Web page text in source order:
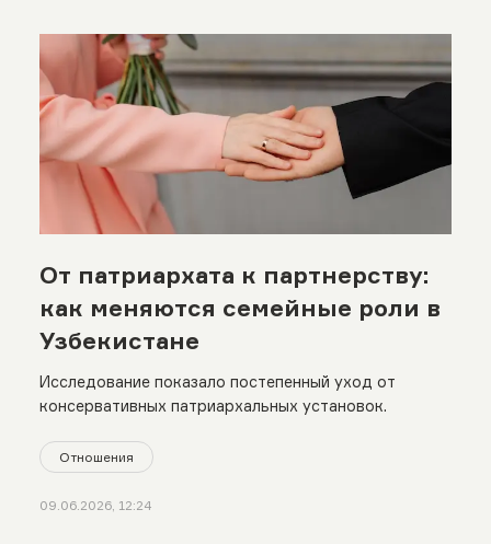
От патриархата к партнерству:
как меняются семейные роли в
Узбекистане
Исследование показало постепенный уход от
консервативных патриархальных установок.
Отношения
09.06.2026, 12:24